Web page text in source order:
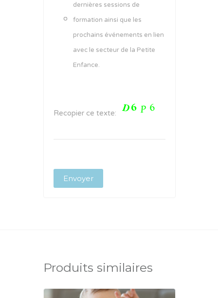
dernières sessions de
formation ainsi que les
prochains événements en lien
avec le secteur de la Petite
Enfance.
Recopier ce texte:
Produits similaires